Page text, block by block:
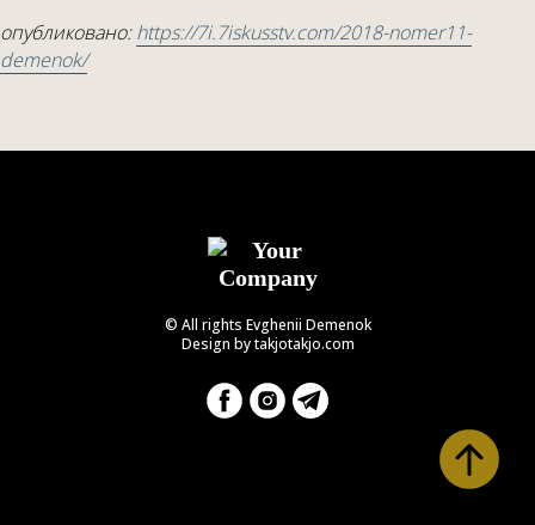
опубликовано:https://7i.7iskusstv.com/2018-nomer11-
demenok/
© All rights Evghenii Demenok
Design by takjotakjo.com